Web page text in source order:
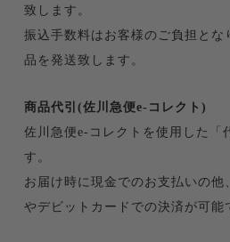
致します。
振込手数料はお客様のご負担とな
品を発送致します。
商品代引(佐川急便e-コレクト)
佐川急便e-コレクトを使用した「
す。
お届け時に現金でのお支払いの他
やデビットカードでの決済が可能